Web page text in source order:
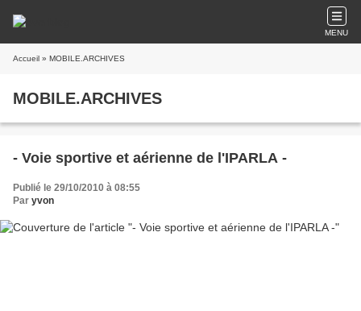
MENU
Accueil » MOBILE.ARCHIVES
MOBILE.ARCHIVES
- Voie sportive et aérienne de l'IPARLA -
Publié le 29/10/2010 à 08:55
Par yvon